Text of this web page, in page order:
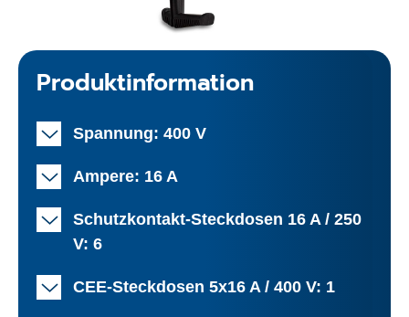
Produktinformation
Spannung: 400 V
Ampere: 16 A
Schutzkontakt-Steckdosen 16 A / 250
V: 6
CEE-Steckdosen 5x16 A / 400 V: 1